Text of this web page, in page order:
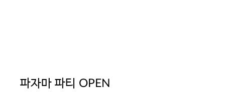
파자마 파티 OPEN